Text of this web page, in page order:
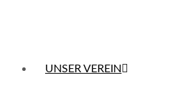
UNSER VEREIN